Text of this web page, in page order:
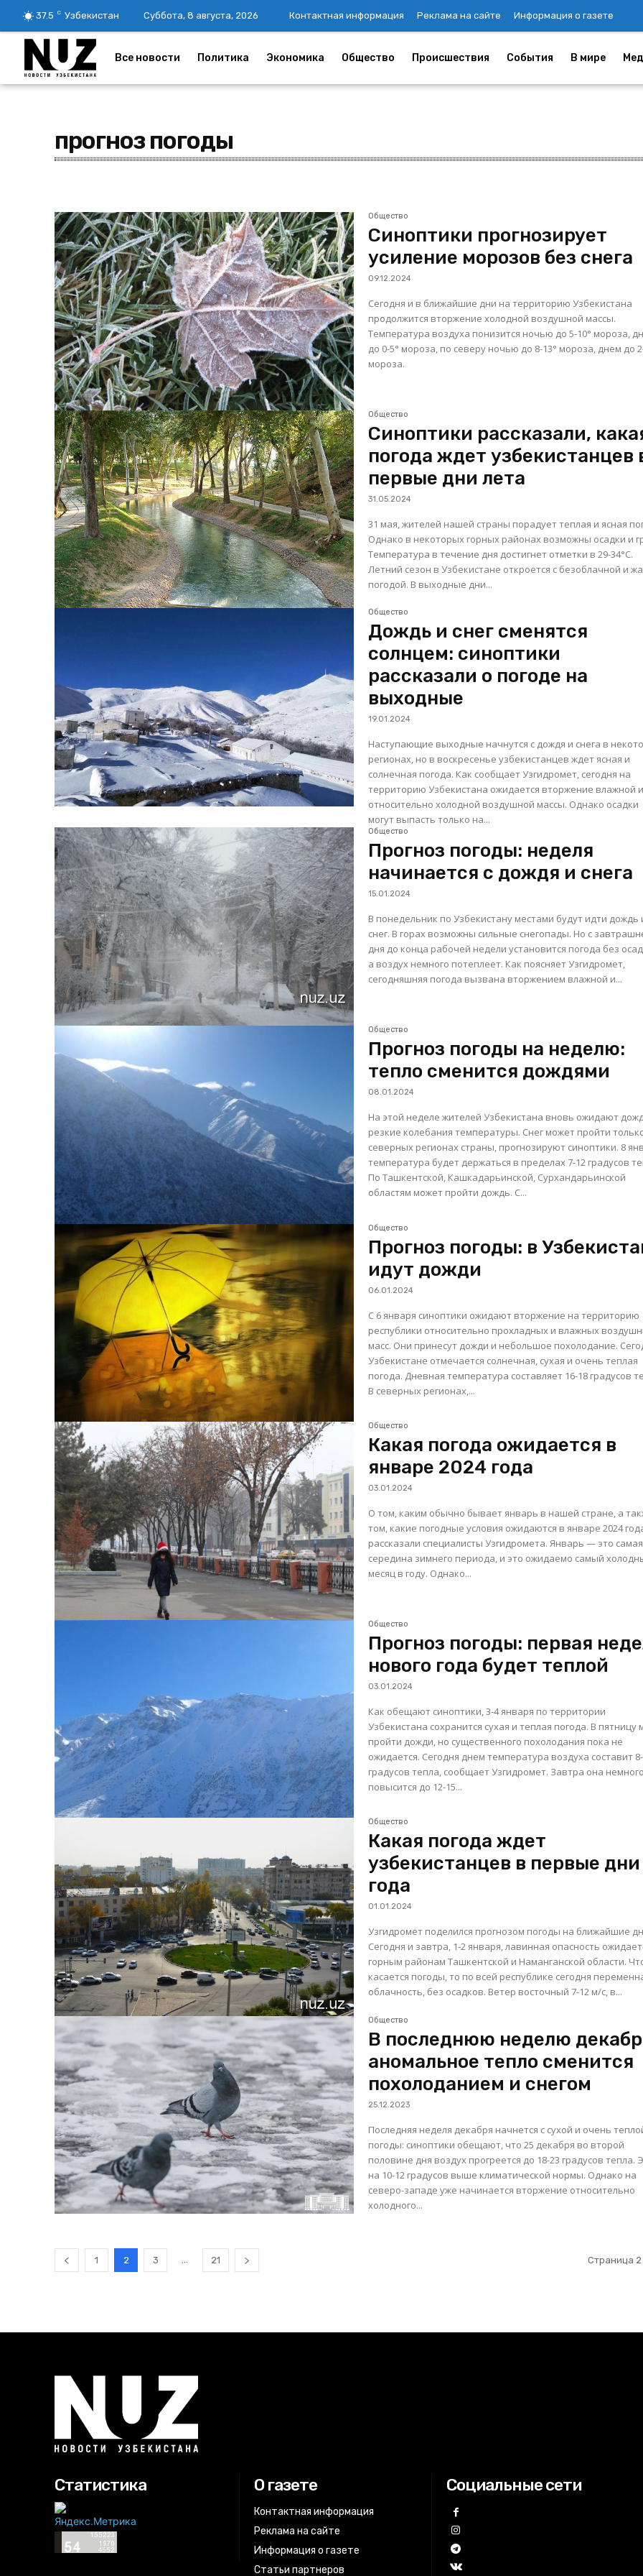
37.5 C Узбекистан Суббота, 8 августа, 2026 Контактная информация Реклама на сайте Информация о газете
Все новости Политика Экономика Общество Происшествия События В мире
прогноз погоды
Общество
Синоптики прогнозирует
усиление морозов без снега
09.12.2024
Сегодня и в ближайшие дни на территорию Узбекистана
продолжится вторжение холодной воздушной массы.
Температура воздуха понизится ночью до 5-10° мороза,
до 0-5° мороза, по северу ночью до 8-13° мороза, днем до
мороза.
Общество
Синоптики рассказали,
погода ждет узбекистанцев
первые дни лета
31.05.2024
31 мая, жителей нашей страны порадует теплая и ясная
Однако в некоторых горных районах возможны осадки и
Температура в течение дня достигнет отметки в 29-34°С.
Летний сезон в Узбекистане откроется с безоблачной и
погодой. В выходные дни...
Общество
Дождь и снег сменятся
солнцем: синоптики
рассказали о погоде на
выходные
19.01.2024
Наступающие выходные начнутся с дождя и снега в
регионах, но в воскресенье узбекистанцев ждет ясная и
солнечная погода. Как сообщает Узгидромет, сегодня на
территорию Узбекистана ожидается вторжение влажной и
относительно холодной воздушной массы. Однако осадки
могут выпасть только на...
Общество
Прогноз погоды: неделя
начинается с дождя и снега
15.01.2024
В понедельник по Узбекистану местами будут идти дождь
снег. В горах возможны сильные снегопады. Но с
дня до конца рабочей недели установится погода без
а воздух немного потеплеет. Как поясняет Узгидромет,
сегодняшняя погода вызвана вторжением влажной и...
Общество
Прогноз погоды на неделю:
тепло сменится дождями
08.01.2024
На этой неделе жителей Узбекистана вновь ожидают
резкие колебания температуры. Снег может пройти
северных регионах страны, прогнозируют синоптики. 8 января
температура будет держаться в пределах 7-12 градусов
По Ташкентской, Кашкадарьинской, Сурхандарьинской
областям может пройти дождь. С...
Общество
Прогноз погоды: в
идут дожди
06.01.2024
С 6 января синоптики ожидают вторжение на территорию
республики относительно прохладных и влажных
масс. Они принесут дожди и небольшое похолодание. Сегодня в
Узбекистане отмечается солнечная, сухая и очень теплая
погода. Дневная температура составляет 16-18 градусов
В северных регионах,...
Общество
Какая погода ожидается в
январе 2024 года
03.01.2024
О том, каким обычно бывает январь в нашей стране, а
том, какие погодные условия ожидаются в январе 2024
рассказали специалисты Узгидромета. Январь — это самая
середина зимнего периода, и это ожидаемо самый
месяц в году. Однако...
Общество
Прогноз погоды: первая
нового года будет теплой
03.01.2024
Как обещают синоптики, 3-4 января по территории
Узбекистана сохранится сухая и теплая погода. В пятницу
пройти дожди, но существенного похолодания пока не
ожидается. Сегодня днем температура воздуха составит 8-13
градусов тепла, сообщает Узгидромет. Завтра она немного
повысится до 12-15...
Общество
Какая погода ждет
узбекистанцев в первые дни
года
01.01.2024
Узгидромет поделился прогнозом погоды на ближайшие
Сегодня и завтра, 1-2 января, лавинная опасность
горным районам Ташкентской и Наманганской области.
касается погоды, то по всей республике сегодня
облачность, без осадков. Ветер восточный 7-12 м/с, в...
Общество
В последнюю неделю
аномальное тепло сменится
похолоданием и снегом
25.12.2023
Последняя неделя декабря начнется с сухой и очень
погоды: синоптики обещают, что 25 декабря во второй
половине дня воздух прогреется до 18-23 градусов тепла.
на 10-12 градусов выше климатической нормы. Однако на
северо-западе уже начинается вторжение относительно
холодного...
1 2 3 ... 21 Страница 2
Статистика О газете
Контактная информация
Реклама на сайте
Информация о газете
Статьи партнеров
Социальные сети